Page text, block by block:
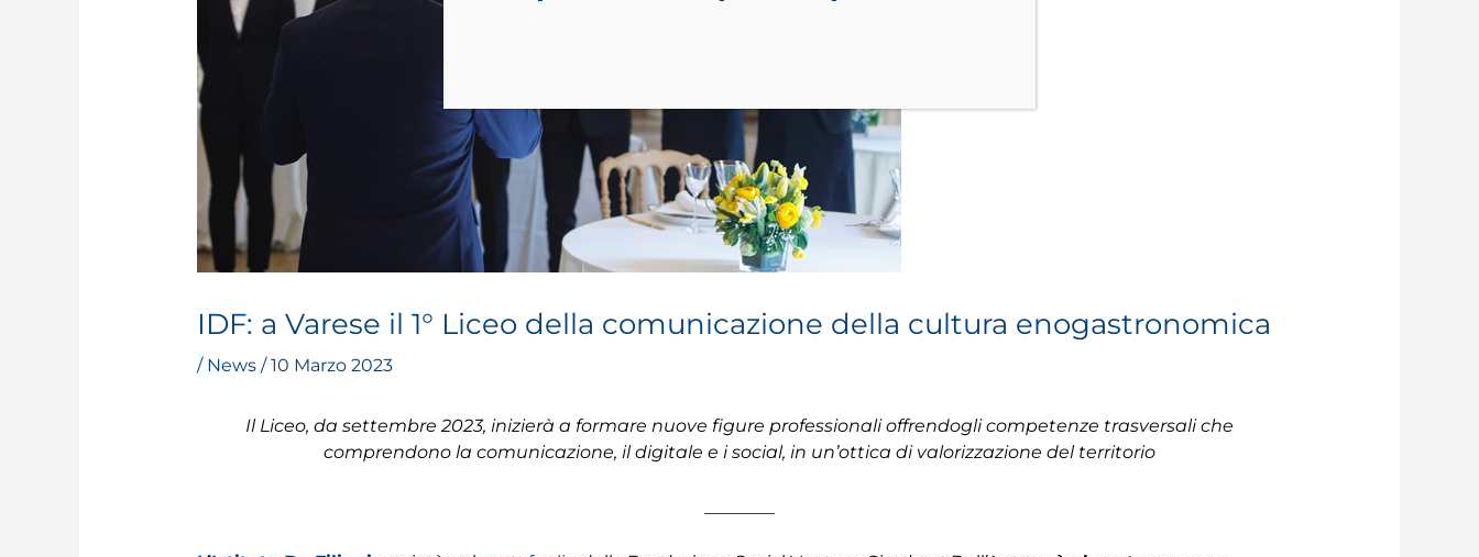
IDF: a Varese il 1° Liceo della comunicazione della cultura enogastronomica
/ News/10 Marzo 2023
Il Liceo, da settembre 2023, inizierà a formare nuove figure professionali offrendogli competenze trasversali che
comprendono la comunicazione, il digitale e i social, in un’ottica di valorizzazione del territorio